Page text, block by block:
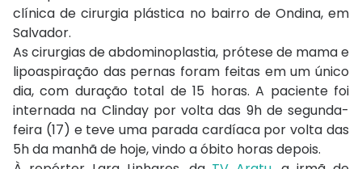
clínica de cirurgia plástica no bairro de Ondina, em
Salvador.
As cirurgias de abdominoplastia, prótese de mama e
lipoaspiração das pernas foram feitas em um único
dia, com duração total de 15 horas. A paciente foi
internada na Clinday por volta das 9h de segunda-
feira (17) e teve uma parada cardíaca por volta das
5h da manhã de hoje, vindo a óbito horas depois.